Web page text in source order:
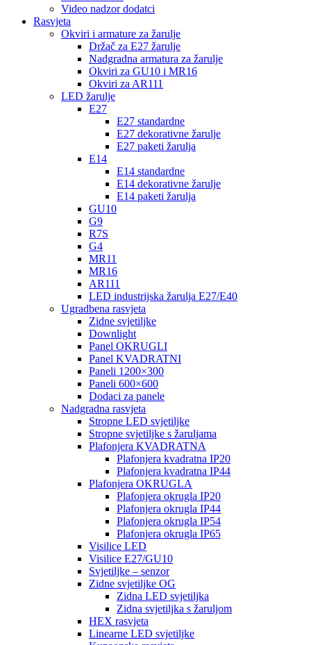
Video nadzor dodatci
Rasvjeta
Okviri i armature za žarulje
Držač za E27 žarulje
Nadgradna armatura za žarulje
Okviri za GU10 i MR16
Okviri za AR111
LED žarulje
E27
E27 standardne
E27 dekorativne žarulje
E27 paketi žarulja
E14
E14 standardne
E14 dekorativne žarulje
E14 paketi žarulja
GU10
G9
R7S
G4
MR11
MR16
AR111
LED industrijska žarulja E27/E40
Ugradbena rasvjeta
Zidne svjetiljke
Downlight
Panel OKRUGLI
Panel KVADRATNI
Paneli 1200×300
Paneli 600×600
Dodaci za panele
Nadgradna rasvjeta
Stropne LED svjetiljke
Stropne svjetiljke s žaruljama
Plafonjera KVADRATNA
Plafonjera kvadratna IP20
Plafonjera kvadratna IP44
Plafonjera OKRUGLA
Plafonjera okrugla IP20
Plafonjera okrugla IP44
Plafonjera okrugla IP54
Plafonjera okrugla IP65
Visilice LED
Visilice E27/GU10
Svjetiljke – senzor
Zidne svjetiljke OG
Zidna LED svjetiljka
Zidna svjetiljka s žaruljom
HEX rasvjeta
Linearne LED svjetiljke